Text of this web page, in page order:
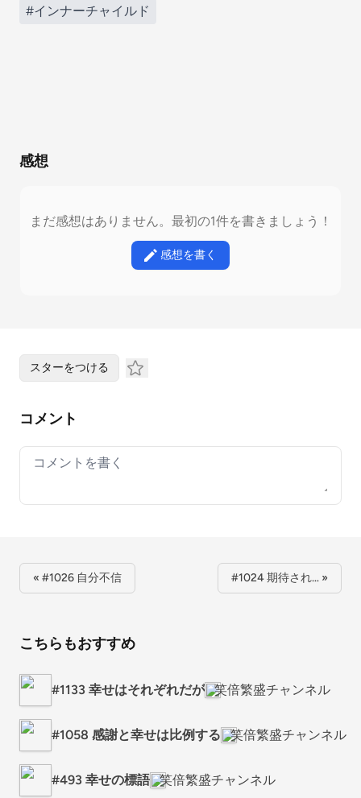
#インナーチャイルド
感想
まだ感想はありません。最初の1件を書きましょう！
感想を書く
スターをつける
コメント
Your comment
« #1026 自分不信 #1024 期待され… »
こちらもおすすめ
#1133 幸せはそれぞれだが 笑倍繁盛チャンネル
#1058 感謝と幸せは比例する 笑倍繁盛チャンネル
#493 幸せの標語 笑倍繁盛チャンネル